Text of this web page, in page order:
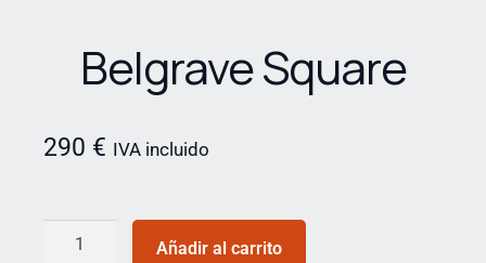
Belgrave Square
290 € IVA incluido
Añadir al carrito